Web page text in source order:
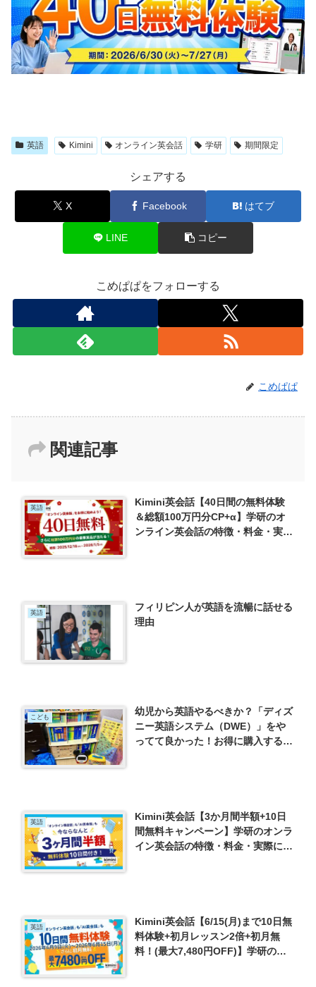
英語 Kimini オンライン英会話 学研 期間限定
シェアする
X Facebook はてブ
LINE コピー
こめぱぱをフォローする
こめぱぱ
関連記事
英語
Kimini英会話【40日間の無料体験
＆総額100万円分CP+α】学研のオ
ンライン英会話の特徴・料金・実際
英語
フィリピン人が英語を流暢に話せる
理由
こども
幼児から英語やるべきか？「ディズ
ニー英語システム（DWE）」をや
ってて良かった！お得に購入する方
英語
Kimini英会話【3か月間半額+10日
間無料キャンペーン】学研のオンラ
イン英会話の特徴・料金・実際にや
英語
Kimini英会話【6/15(月)まで10日無
料体験+初月レッスン2倍+初月無
料！(最大7,480円OFF)】学研のオ